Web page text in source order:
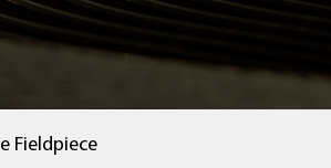
Fieldpiece